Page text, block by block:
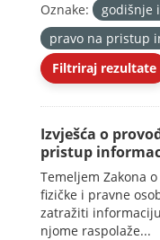
Oznake:
godišnje
pravo na pristup
Filtriraj rezultate
Izvješća o
pristup
Temeljem Zakona
fizičke i pravne
zatražiti
njome raspolaže...